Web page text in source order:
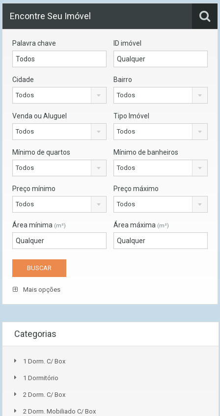
Encontre Seu Imóvel
Palavra chave ID imóvel
Cidade
Todos
Bairro
Todos
Venda ou Aluguel
Todos
Tipo Imóvel
Todos
Mínimo de quartos
Todos
Mínimo de banheiros
Todos
Preço mínimo
Todos
Preço máximo
Todos
Área mínima (m²) Área máxima (m²)
Mais opções
Categorias
1 Dorm. C/ Box
1 Dormitório
2 Dorm. C/ Box
2 Dorm. Mobiliado C/ Box